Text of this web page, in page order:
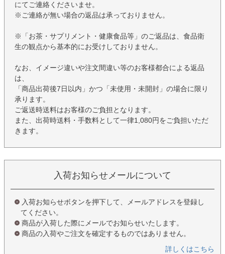
にてご連絡くださいませ。
※ご連絡が無い場合の返品は承っておりません。
※「お茶・サプリメント・健康食品等」のご返品は、食品衛
生の観点から基本的にお受けしておりません。
なお、イメージ違いや注文間違い等のお客様都合による返品
は、
「商品出荷後7日以内」かつ「未使用・未開封」の場合に限り
承ります。
ご返送時送料はお客様のご負担となります。
また、出荷時送料・手数料として一律1,080円をご負担いただ
きます。
入荷お知らせメールについて
入荷お知らせボタンを押下して、メールアドレスを登録し
てください。
商品が入荷した際にメールでお知らせいたします。
商品の入荷やご注文を確定するものではありません。
詳しくはこちら